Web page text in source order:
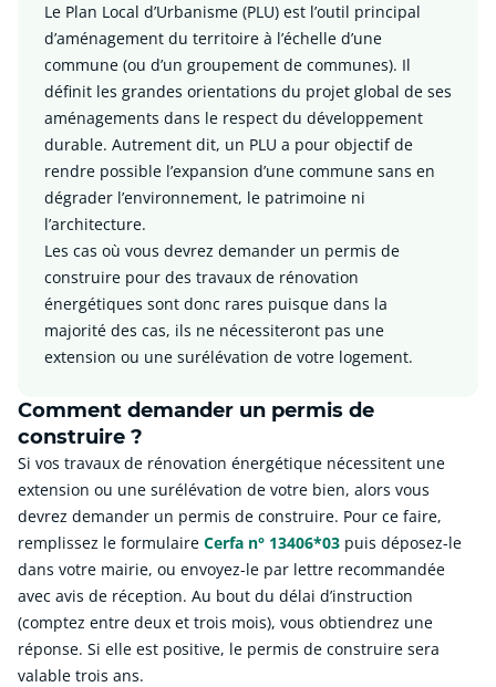
Le Plan Local d’Urbanisme (PLU) est l’outil principal
d’aménagement du territoire à l’échelle d’une
commune (ou d’un groupement de communes). Il
définit les grandes orientations du projet global de ses
aménagements dans le respect du développement
durable. Autrement dit, un PLU a pour objectif de
rendre possible l’expansion d’une commune sans en
dégrader l’environnement, le patrimoine ni
l’architecture.
Les cas où vous devrez demander un permis de
construire pour des travaux de rénovation
énergétiques sont donc rares puisque dans la
majorité des cas, ils ne nécessiteront pas une
extension ou une surélévation de votre logement.
Comment demander un permis de
construire ?
Si vos travaux de rénovation énergétique nécessitent une
extension ou une surélévation de votre bien, alors vous
devrez demander un permis de construire. Pour ce faire,
remplissez le formulaire Cerfa n° 13406*03 puis déposez-le
dans votre mairie, ou envoyez-le par lettre recommandée
avec avis de réception. Au bout du délai d’instruction
(comptez entre deux et trois mois), vous obtiendrez une
réponse. Si elle est positive, le permis de construire sera
valable trois ans.